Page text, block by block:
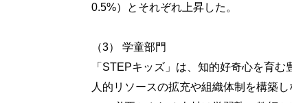
0.5%）とそれぞれ上昇した。
（3） 学童部門
「STEPキッズ」は、知的好奇心を育
人的リソースの拡充や組織体制を構築